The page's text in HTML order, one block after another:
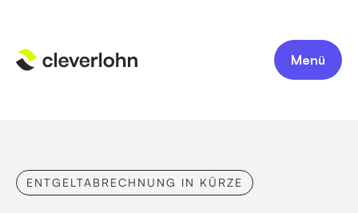
Menü
ENTGELTABRECHNUNG IN KÜRZE